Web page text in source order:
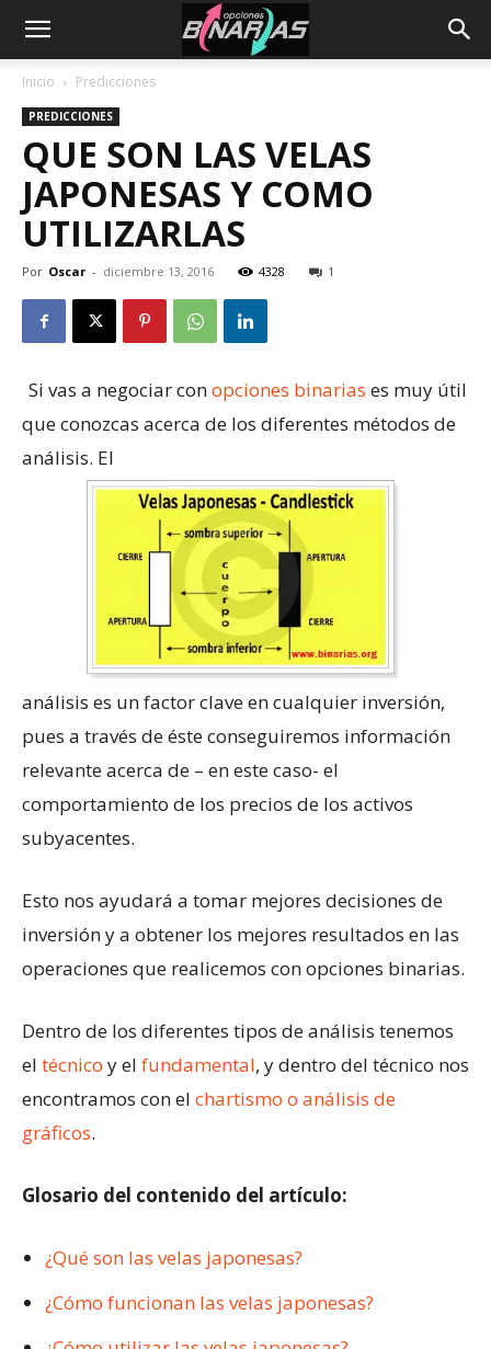
Inicio Predicciones
PREDICCIONES
QUE SON LAS VELAS
JAPONESAS Y COMO
UTILIZARLAS
Por Oscar - diciembre 13, 2016 4328 1
Si vas a negociar conopciones binarias es muy útil
que conozcas acerca de los diferentes métodos de
análisis. El
análisis es un factor clave en cualquier inversión,
pues a través de éste conseguiremos información
relevante acerca de – en este caso- el
comportamiento de los precios de los activos
subyacentes.
Esto nos ayudará a tomar mejores decisiones de
inversión y a obtener los mejores resultados en las
operaciones que realicemos con opciones binarias.
Dentro de los diferentes tipos de análisis tenemos
el técnico y el fundamental, y dentro del técnico nos
encontramos con el chartismo o análisis de
gráficos.
Glosario del contenido del artículo:
¿Qué son las velas japonesas?
¿Cómo funcionan las velas japonesas?